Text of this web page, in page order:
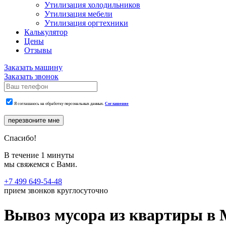
Утилизация холодильников
Утилизация мебели
Утилизация оргтехники
Калькулятор
Цены
Отзывы
Заказать машину
Заказать звонок
Я соглашаюсь на обработку персональных данных. Соглашение
перезвоните мне
Спасибо!
В течение 1 минуты
мы свяжемся с Вами.
+7 499 649-54-48
прием звонков круглосуточно
Вывоз мусора из квартиры в